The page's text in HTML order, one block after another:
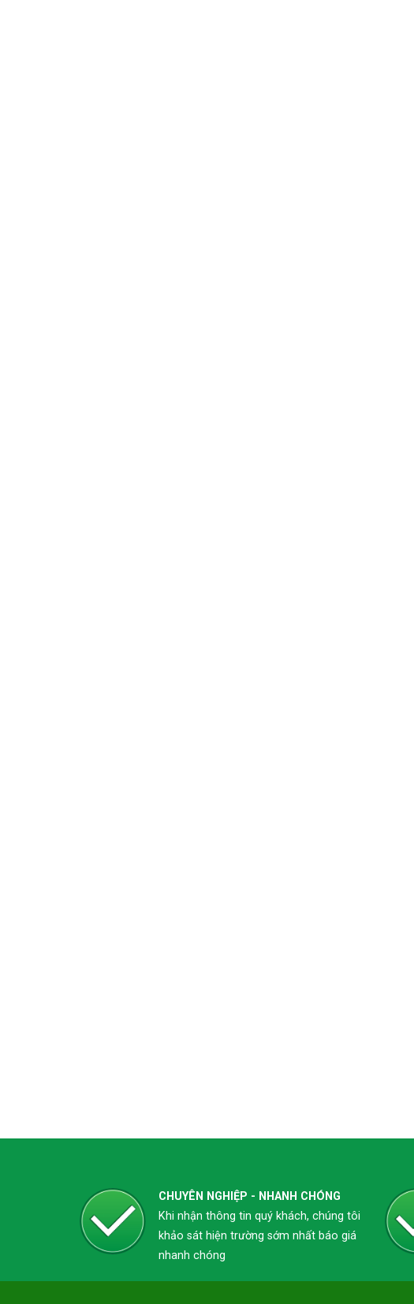
CHUYÊN NGHIỆP - NHANH CHÓNG
Khi nhận thông tin quý khách, chúng tôi
khảo sát hiện trường sớm nhất báo giá
nhanh chóng